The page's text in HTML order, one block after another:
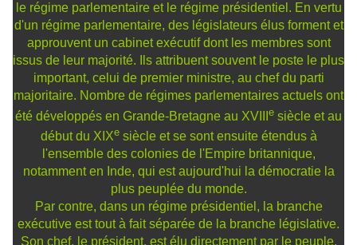
le régime parlementaire et le régime présidentiel. En vertu
d'un régime parlementaire, des législateurs élus forment et
approuvent un cabinet exécutif dont les membres sont
issus de leur majorité. Ils attribuent souvent le poste le plus
important, celui de premier ministre, au chef du parti
majoritaire. Nombre de régimes parlementaires actuels ont
été développés en Grande-Bretagne au XVIII e siècle et au
début du XIXesiècle et se sont ensuite étendus à
l'ensemble des colonies de l'Empire britannique,
notamment en Inde, qui est aujourd'hui la démocratie la
plus peuplée du monde.
Par contre, dans un régime présidentiel, la branche
exécutive est tout à fait séparée de la branche législative.
Son chef, le président, est élu directement par le peuple.